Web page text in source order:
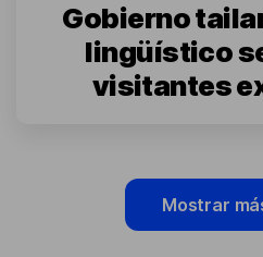
Gobierno
lingüístico
visitantes
Mostrar